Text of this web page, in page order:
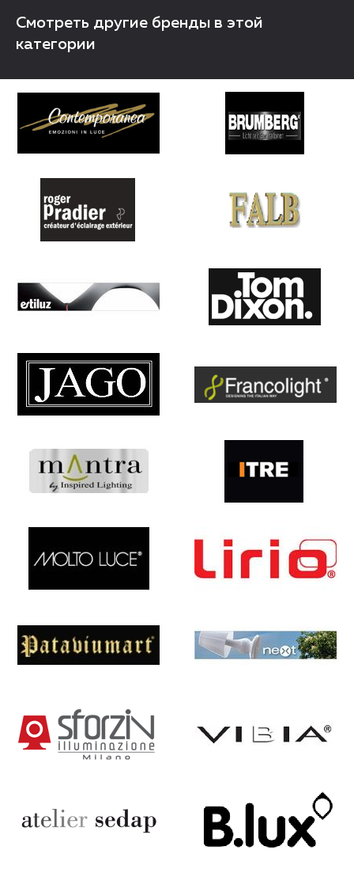
Смотреть другие бренды в этой
категории